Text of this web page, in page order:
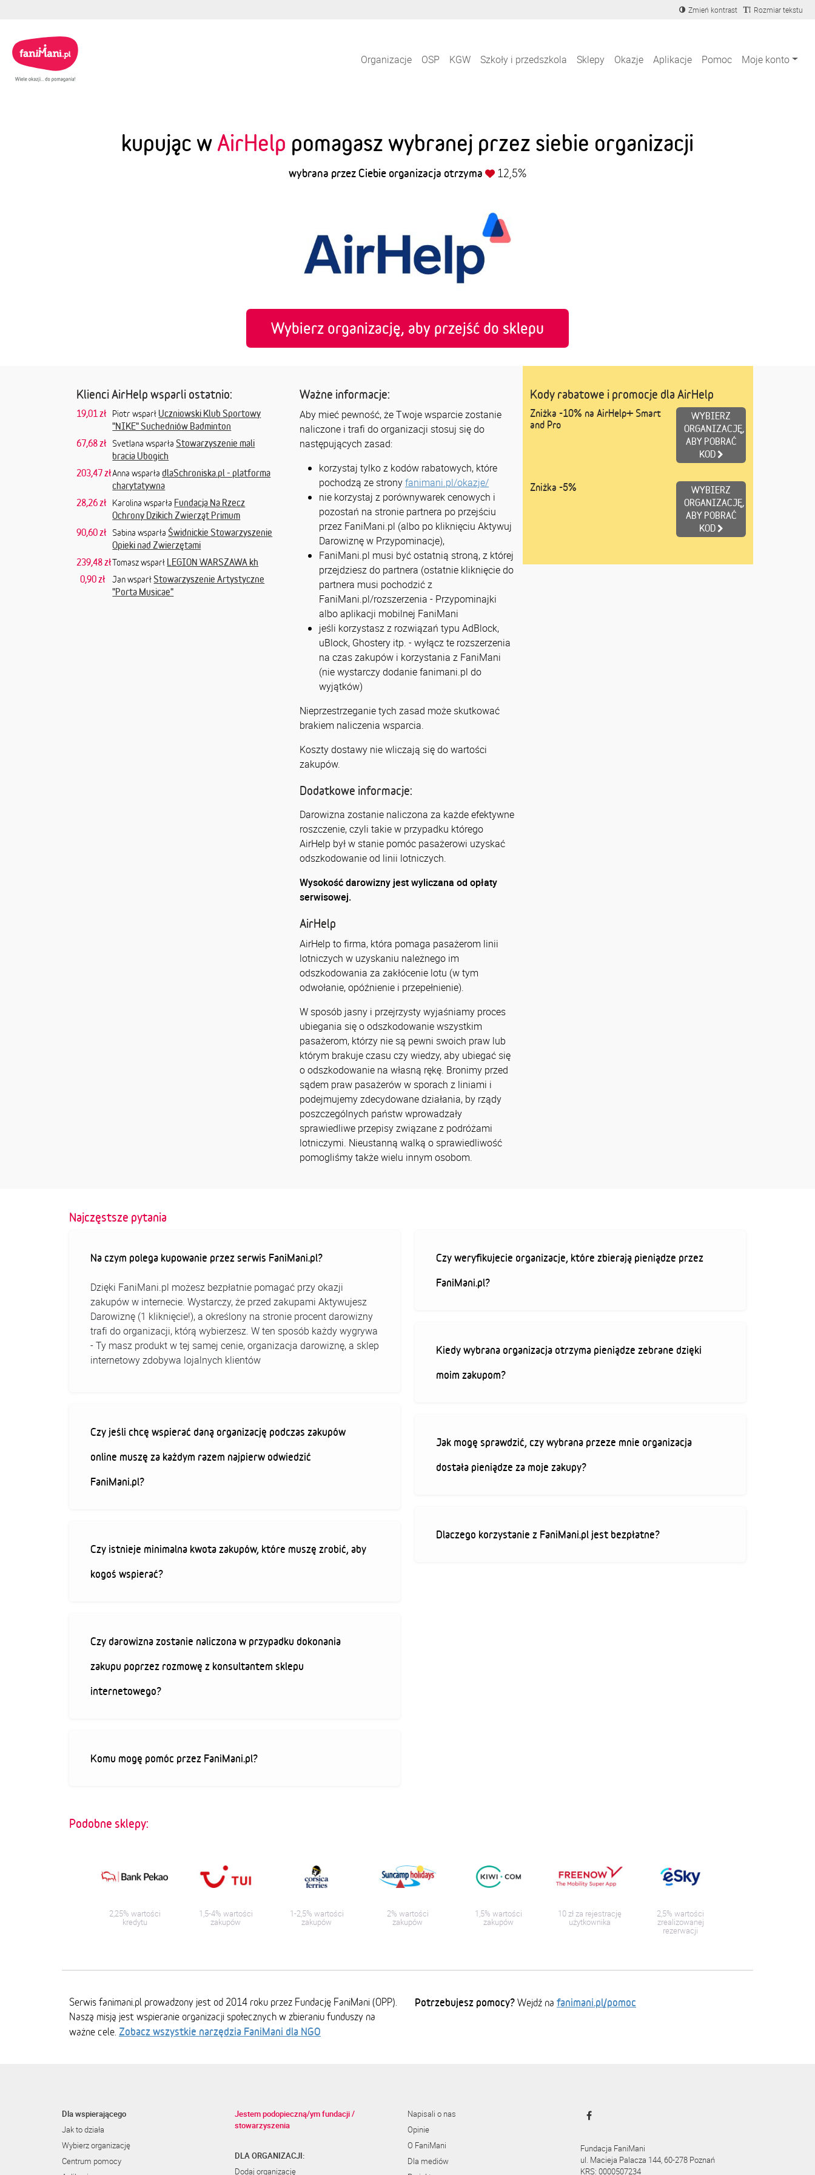
Zmień kontrast Rozmiar tekstu
Organizacje OSP KGW Szkoły i przedszkola Sklepy Okazje Aplikacje Pomoc Moje konto
kupując w AirHelp pomagasz wybranej przez siebie organizacji
wybrana przez Ciebie organizacja otrzyma 12,5%
Wybierz organizację, aby przejść do sklepu
Klienci AirHelp wsparli ostatnio:
19,01 zł Piotr wsparł Uczniowski Klub Sportowy
"NIKE" Suchedniów Badminton
67,68 zł
Svetlana wsparła Stowarzyszenie mali
bracia Ubogich
203,47 złAnna wsparładlaSchroniska.pl - platforma
charytatywna
28,26 zł
Karolina wsparła Fundacja Na Rzecz
Ochrony Dzikich Zwierząt Primum
90,60 zł
Sabina wsparła Świdnickie Stowarzyszenie
Opieki nad Zwierzętami
239,48 złTomasz wsparł LEGION WARSZAWA kh
0,90 zł
Jan wsparł Stowarzyszenie Artystyczne
"Porta Musicae"
Ważne informacje:
Aby mieć pewność, że Twoje wsparcie zostanie
naliczone i trafi do organizacji stosuj się do
następujących zasad:
korzystaj tylko z kodów rabatowych, które
pochodzą ze stronyfanimani.pl/okazje/
nie korzystaj z porównywarek cenowych i
pozostań na stronie partnera po przejściu
przez FaniMani.pl (albo po kliknięciu Aktywuj
Darowiznę w Przypominacje),
FaniMani.pl musi być ostatnią stroną, z której
przejdziesz do partnera (ostatnie kliknięcie do
partnera musi pochodzić z
FaniMani.pl/rozszerzenia - Przypominajki
albo aplikacji mobilnej FaniMani
jeśli korzystasz z rozwiązań typu AdBlock,
uBlock, Ghostery itp. - wyłącz te rozszerzenia
na czas zakupów i korzystania z FaniMani
(nie wystarczy dodanie fanimani.pl do
wyjątków)
Nieprzestrzeganie tych zasad może skutkować
brakiem naliczenia wsparcia.
Koszty dostawy nie wliczają się do wartości
zakupów.
Dodatkowe informacje:
Darowizna zostanie naliczona za każde efektywne
roszczenie, czyli takie w przypadku którego
AirHelp był w stanie pomóc pasażerowi uzyskać
odszkodowanie od linii lotniczych.
Wysokość darowizny jest wyliczana od opłaty
serwisowej.
AirHelp
AirHelp to firma, która pomaga pasażerom linii
lotniczych w uzyskaniu należnego im
odszkodowania za zakłócenie lotu (w tym
odwołanie, opóźnienie i przepełnienie).
W sposób jasny i przejrzysty wyjaśniamy proces
ubiegania się o odszkodowanie wszystkim
pasażerom, którzy nie są pewni swoich praw lub
którym brakuje czasu czy wiedzy, aby ubiegać się
o odszkodowanie na własną rękę. Bronimy przed
sądem praw pasażerów w sporach z liniami i
podejmujemy zdecydowane działania, by rządy
poszczególnych państw wprowadzały
sprawiedliwe przepisy związane z podróżami
lotniczymi. Nieustanną walką o sprawiedliwość
pomogliśmy także wielu innym osobom.
Kody rabatowe i promocje dla AirHelp
Zniżka -10% na AirHelp+ Smart
and Pro
WYBIERZ
ORGANIZACJĘ,
ABY POBRAĆ
KOD
Zniżka -5%
WYBIERZ
ORGANIZACJĘ,
ABY POBRAĆ
KOD
Najczęstsze pytania
Na czym polega kupowanie przez serwis FaniMani.pl?
Dzięki FaniMani.pl możesz bezpłatnie pomagać przy okazji
zakupów w internecie. Wystarczy, że przed zakupami Aktywujesz
Darowiznę (1 kliknięcie!), a określony na stronie procent darowizny
trafi do organizacji, którą wybierzesz. W ten sposób każdy wygrywa
- Ty masz produkt w tej samej cenie, organizacja darowiznę, a sklep
internetowy zdobywa lojalnych klientów
Czy jeśli chcę wspierać daną organizację podczas zakupów
online muszę za każdym razem najpierw odwiedzić
FaniMani.pl?
Czy istnieje minimalna kwota zakupów, które muszę zrobić, aby
kogoś wspierać?
Czy darowizna zostanie naliczona w przypadku dokonania
zakupu poprzez rozmowę z konsultantem sklepu
internetowego?
Komu mogę pomóc przez FaniMani.pl?
Czy weryfikujecie organizacje, które zbierają pieniądze przez
FaniMani.pl?
Kiedy wybrana organizacja otrzyma pieniądze zebrane dzięki
moim zakupom?
Jak mogę sprawdzić, czy wybrana przeze mnie organizacja
dostała pieniądze za moje zakupy?
Dlaczego korzystanie z FaniMani.pl jest bezpłatne?
Podobne sklepy:
2,25% wartości
kredytu
1,5-4% wartości
zakupów
1-2,5% wartości
zakupów
2% wartości
zakupów
1,5% wartości
zakupów
10 zł za rejestrację
użytkownika
2,5% wartości
zrealizowanej
rezerwacji
Serwis fanimani.pl prowadzony jest od 2014 roku przez Fundację FaniMani (OPP).
Naszą misją jest wspieranie organizacji społecznych w zbieraniu funduszy na
ważne cele. Zobacz wszystkie narzędzia FaniMani dla NGO
Potrzebujesz pomocy? Wejdź na fanimani.pl/pomoc
Dla wspierającego
Jak to działa
Wybierz organizację
Centrum pomocy
Jestem podopieczną/ym fundacji /
stowarzyszenia
DLA ORGANIZACJI:
Dodaj organizację
Napisali o nas
Opinie
O FaniMani
Dla mediów
Fundacja FaniMani
ul. Macieja Palacza 144, 60-278 Poznań
KRS: 0000507234